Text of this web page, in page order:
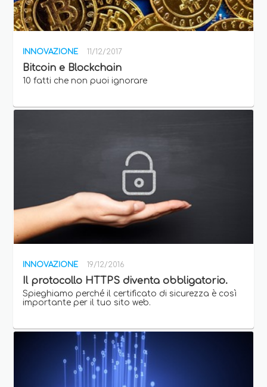
INNOVAZIONE 11/12/2017
Bitcoin e Blockchain
10 fatti che non puoi ignorare
INNOVAZIONE 19/12/2016
Il protocollo HTTPS diventa obbligatorio.
Spieghiamo perché il certificato di sicurezza è così
importante per il tuo sito web.